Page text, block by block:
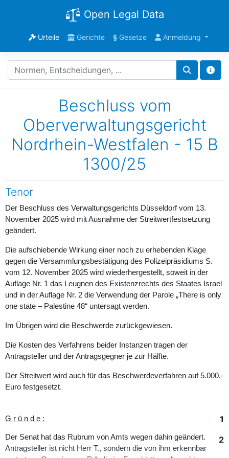
Open Legal Data
Urteile Gerichte §Gesetze Anmeldung
Beschluss vom
Oberverwaltungsgericht
Nordrhein-Westfalen - 15 B
1300/25
Tenor
Der Beschluss des Verwaltungsgerichts Düsseldorf vom 13.
November 2025 wird mit Ausnahme der Streitwertfestsetzung
geändert.
Die aufschiebende Wirkung einer noch zu erhebenden Klage
gegen die Versammlungsbestätigung des Polizeipräsidiums S.
vom 12. November 2025 wird wiederhergestellt, soweit in der
Auflage Nr. 1 das Leugnen des Existenzrechts des Staates Israel
und in der Auflage Nr. 2 die Verwendung der Parole „There is only
one state – Palestine 48“ untersagt werden.
Im Übrigen wird die Beschwerde zurückgewiesen.
Die Kosten des Verfahrens beider Instanzen tragen der
Antragsteller und der Antragsgegner je zur Hälfte.
Der Streitwert wird auch für das Beschwerdeverfahren auf 5.000,-
Euro festgesetzt.
1
G r ü n d e :
2
Der Senat hat das Rubrum von Amts wegen dahin geändert.
Antragsteller ist nicht Herr T., sondern die von ihm erkennbar